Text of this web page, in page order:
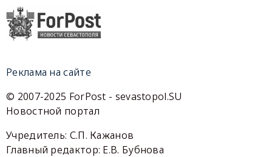
Реклама на сайте
© 2007-2025 ForPost - sevastopol.SU
Новостной портал
Учредитель: С.П. Кажанов
Главный редактор: Е.В. Бубнова